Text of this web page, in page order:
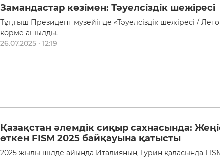
Замандастар көзімен: Тәуелсіздік шежіресі
Тұңғыш Президент музейінде «Тәуелсіздік шежіресі /
көрме ашылды.
26.07.2025 · 12:19
Қазақстан әлемдік сиқыр сахнасында:
өткен FISM 2025 байқауына қатысты
2025 жылы шілде айында Италияның Турин қаласында